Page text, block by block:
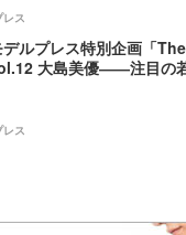
レス
デルプレス特別企画「
大島美優――注目の
レス